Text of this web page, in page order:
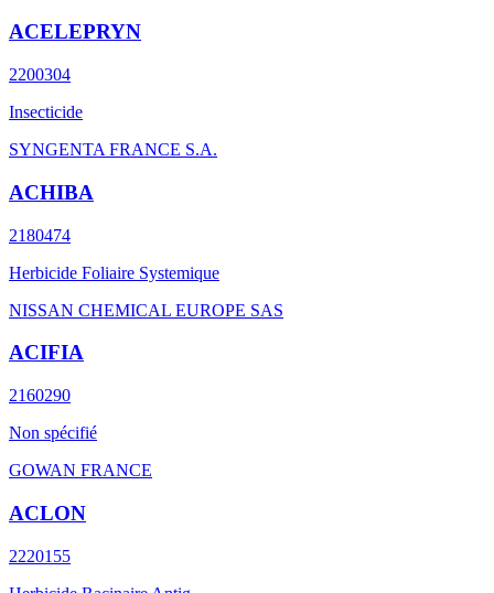
ACELEPRYN
2200304
Insecticide
SYNGENTA FRANCE S.A.
ACHIBA
2180474
Herbicide Foliaire Systemique
NISSAN CHEMICAL EUROPE SAS
ACIFIA
2160290
Non spécifié
GOWAN FRANCE
ACLON
2220155